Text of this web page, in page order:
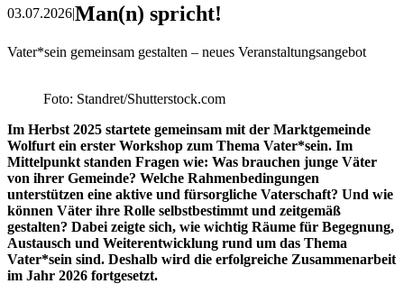
03.07.2026|Man(n) spricht!
Vater*sein gemeinsam gestalten – neues Veranstaltungsangebot
Foto: Standret/Shutterstock.com
Im Herbst 2025 startete gemeinsam mit der Marktgemeinde
Wolfurt ein erster Workshop zum Thema Vater*sein. Im
Mittelpunkt standen Fragen wie: Was brauchen junge Väter
von ihrer Gemeinde? Welche Rahmenbedingungen
unterstützen eine aktive und fürsorgliche Vaterschaft? Und wie
können Väter ihre Rolle selbstbestimmt und zeitgemäß
gestalten? Dabei zeigte sich, wie wichtig Räume für Begegnung,
Austausch und Weiterentwicklung rund um das Thema
Vater*sein sind. Deshalb wird die erfolgreiche Zusammenarbeit
im Jahr 2026 fortgesetzt.